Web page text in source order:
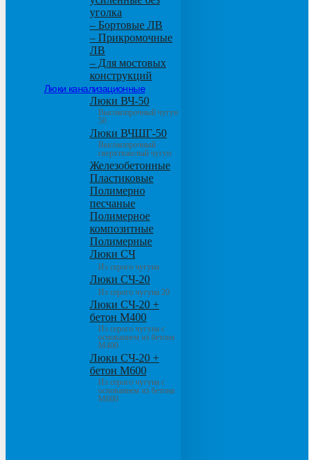
уголка
– Бортовые ЛВ
– Прикромочные
ЛВ
– Для мостовых
конструкций
Люки канализационные
Люки ВЧ-50
Высокопрочный чугун
50
Люки ВЧШГ-50
Высокопрочный
сверхтяжелый чугун
Железобетонные
Пластиковые
Полимерно
песчаные
Полимерное
композитные
Полимерные
Люки СЧ
Из серого чугуна
Люки СЧ-20
Из серого чугуна 20
Люки СЧ-20 +
бетон М400
Из серого чугуна с
основанием из бетона
М400
Люки СЧ-20 +
бетон М600
Из серого чугуна с
основанием из бетона
М600